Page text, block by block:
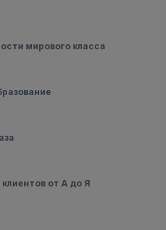
мирового класса
от А до Я